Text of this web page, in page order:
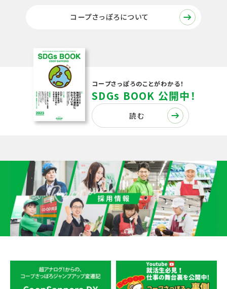
コープさっぽろについて
コープさっぽろのことがわかる！
SDGs BOOK 公開中！
読む